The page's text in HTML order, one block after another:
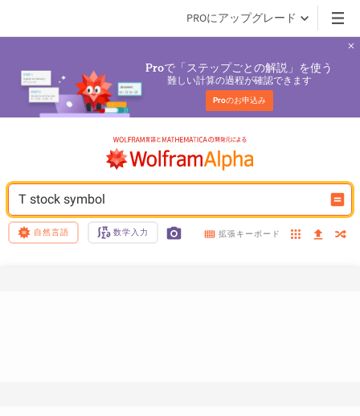
PROにアップグレード
Proで「ステップごとの解説」を使う
難しい計算の過程が確認できます
Proのお申込み
T stock symbol
自然言語 数学入力 拡張キーボード